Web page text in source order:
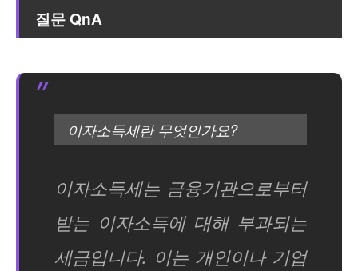
질문 QnA
이자소득세란 무엇인가요?
이자소득세는 금융기관으로부터
받는 이자소득에 대해 부과되는
세금입니다. 이는 개인이나 기업